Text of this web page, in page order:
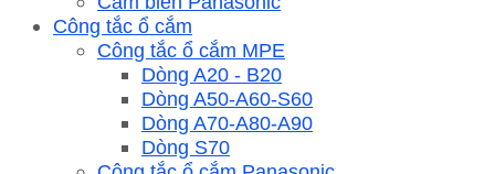
Công tắc ổ cắm
Công tắc ổ cắm MPE
Dòng A20 - B20
Dòng A50-A60-S60
Dòng A70-A80-A90
Dòng S70